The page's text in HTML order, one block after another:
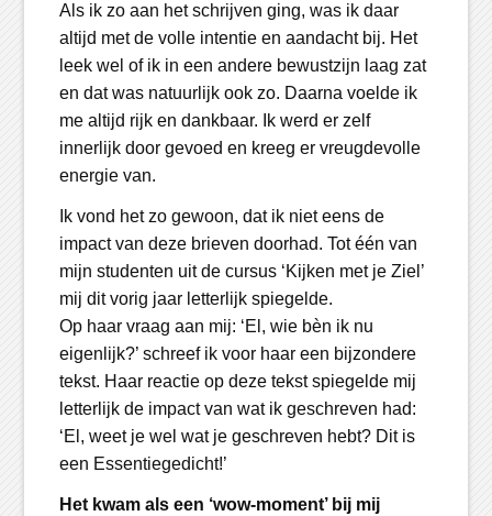
Als ik zo aan het schrijven ging, was ik daar
altijd met de volle intentie en aandacht bij. Het
leek wel of ik in een andere bewustzijn laag zat
en dat was natuurlijk ook zo. Daarna voelde ik
me altijd rijk en dankbaar. Ik werd er zelf
innerlijk door gevoed en kreeg er vreugdevolle
energie van.
Ik vond het zo gewoon, dat ik niet eens de
impact van deze brieven doorhad. Tot één van
mijn studenten uit de cursus ‘Kijken met je Ziel’
mij dit vorig jaar letterlijk spiegelde.
Op haar vraag aan mij: ‘El, wie bèn ik nu
eigenlijk?’ schreef ik voor haar een bijzondere
tekst. Haar reactie op deze tekst spiegelde mij
letterlijk de impact van wat ik geschreven had:
‘El, weet je wel wat je geschreven hebt? Dit is
een Essentiegedicht!’
Het kwam als een ‘wow-moment’ bij mij